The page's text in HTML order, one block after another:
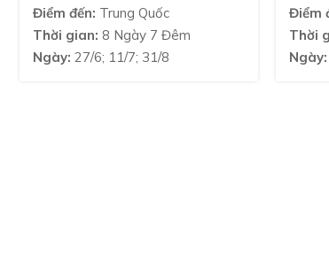
Điểm đến: Trung Quốc
Thời gian: 8 Ngày 7 Đêm
Ngày: 27/6; 11/7; 31/8
Điểm
Thời
Ngày: